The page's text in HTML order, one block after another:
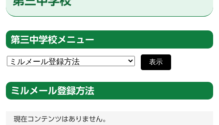
第三中学校メニュー
表示
ミルメール登録方法
現在コンテンツはありません。